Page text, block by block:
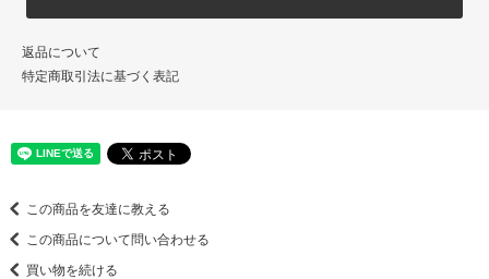
返品について
特定商取引法に基づく表記
この商品を友達に教える
この商品について問い合わせる
買い物を続ける